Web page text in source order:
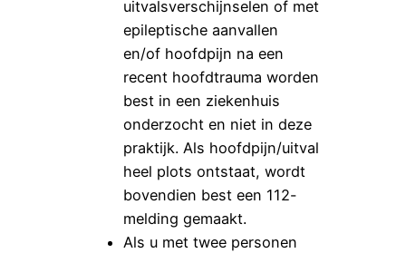
uitvalsverschijnselen of met
epileptische aanvallen
en/of hoofdpijn na een
recent hoofdtrauma worden
best in een ziekenhuis
onderzocht en niet in deze
praktijk. Als hoofdpijn/uitval
heel plots ontstaat, wordt
bovendien best een 112-
melding gemaakt.
Als u met twee personen